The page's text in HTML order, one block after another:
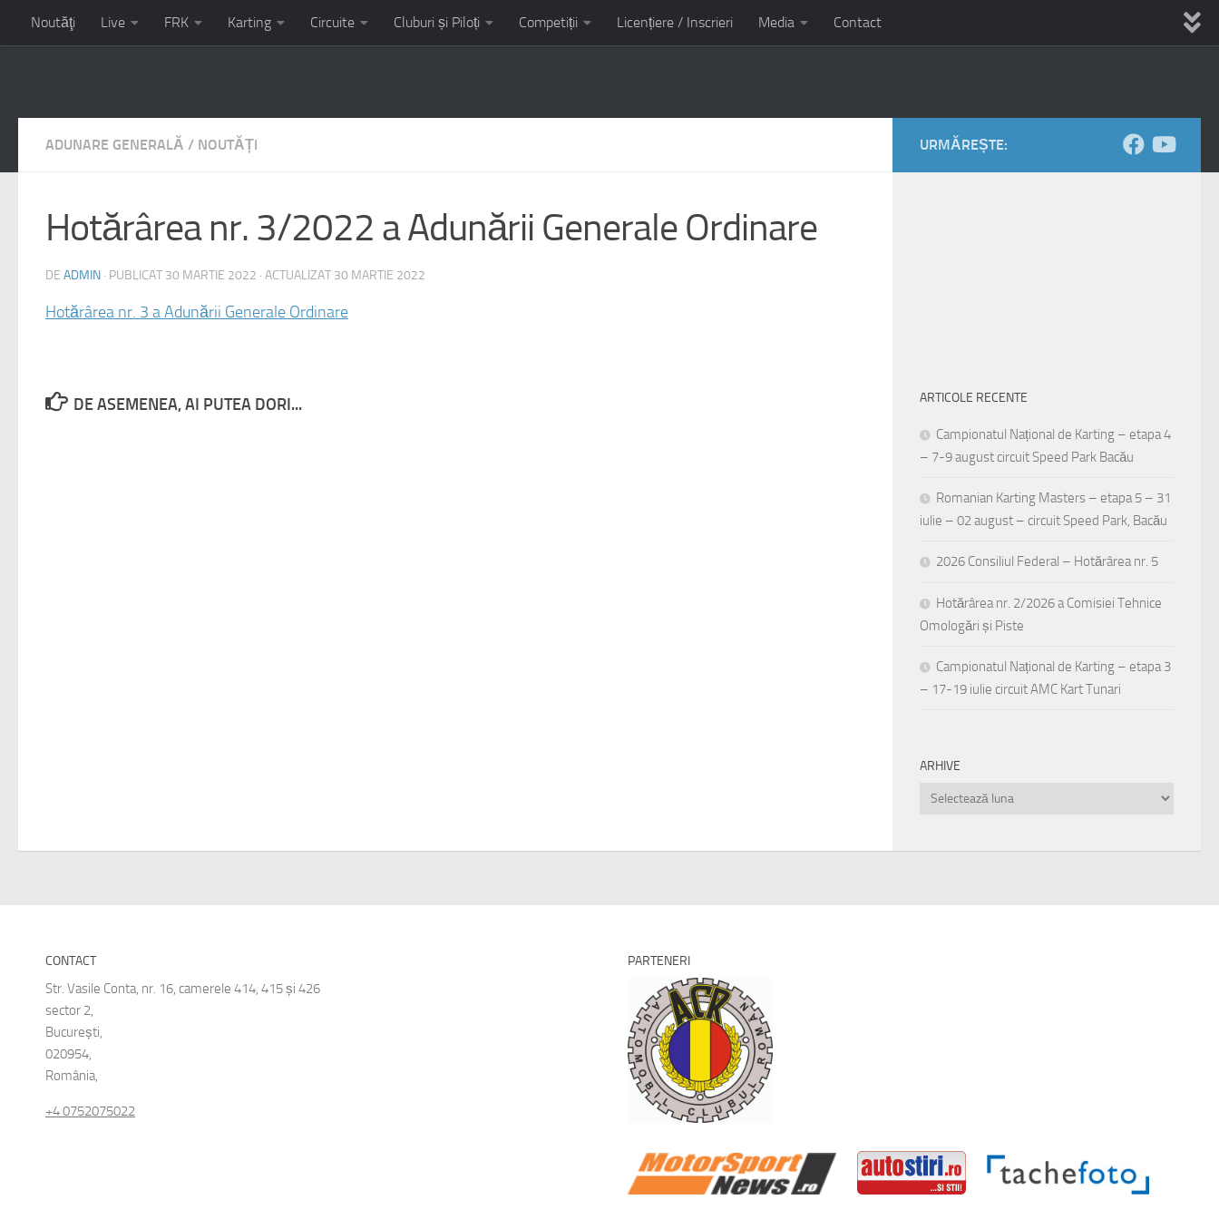
Noutăţi Live FRK Karting Circuite Cluburi și Piloți Competiții Licențiere / Inscrieri Media Contact
ADUNARE GENERALĂ / NOUTĂȚI
Hotărârea nr. 3/2022 a Adunării Generale Ordinare
DE ADMIN · PUBLICAT 30 MARTIE 2022 · ACTUALIZAT 30 MARTIE 2022
Hotărârea nr. 3 a Adunării Generale Ordinare
DE ASEMENEA, AI PUTEA DORI...
URMĂREȘTE:
ARTICOLE RECENTE
Campionatul Național de Karting – etapa 4
– 7-9 august circuit Speed Park Bacău
Romanian Karting Masters – etapa 5 – 31
iulie – 02 august – circuit Speed Park, Bacău
2026 Consiliul Federal – Hotărârea nr. 5
Hotărârea nr. 2/2026 a Comisiei Tehnice
Omologări și Piste
Campionatul Național de Karting – etapa 3
– 17-19 iulie circuit AMC Kart Tunari
ARHIVE
CONTACT
Str. Vasile Conta, nr. 16, camerele 414, 415 și 426
sector 2,
București,
020954,
România,
+4 0752075022
PARTENERI